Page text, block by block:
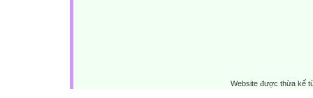
Website được thừa kế